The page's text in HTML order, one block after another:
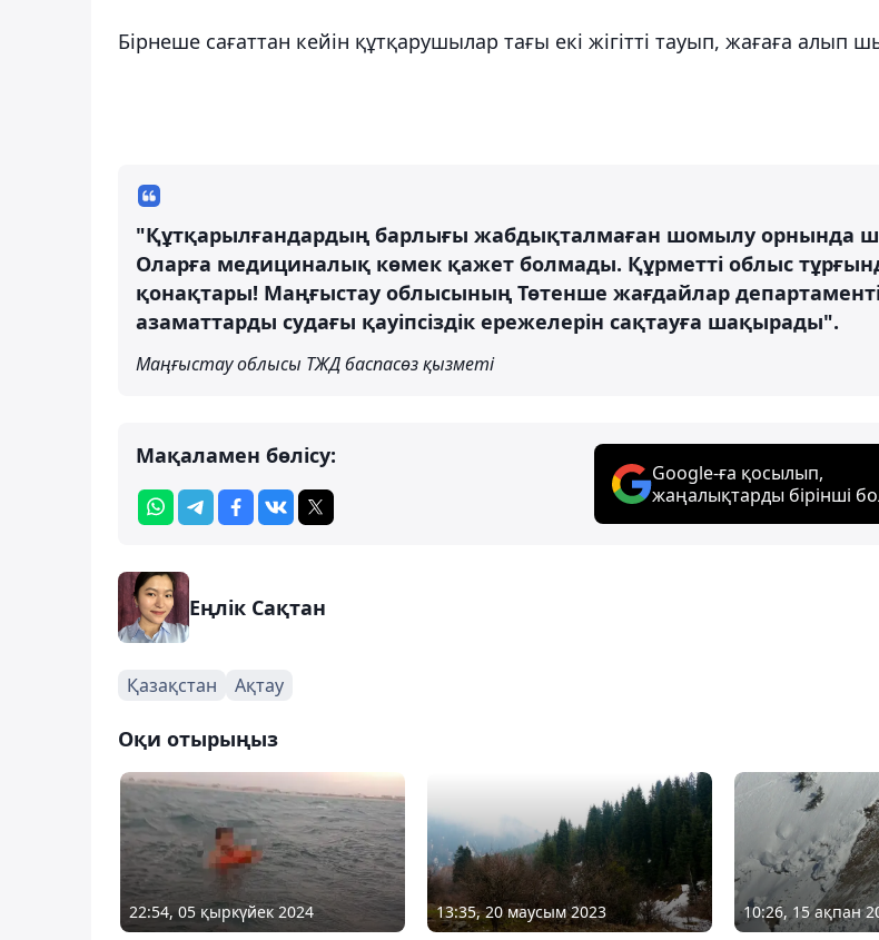
Бірнеше сағаттан кейін құтқарушылар тағы екі жігітті тауып, жағаға алып
"Құтқарылғандардың барлығы жабдықталмаған шомылу орнында
Оларға медициналық көмек қажет болмады. Құрметті облыс
қонақтары! Маңғыстау облысының Төтенше жағдайлар
азаматтарды судағы қауіпсіздік ережелерін сақтауға шақырады".
Маңғыстау облысы ТЖД баспасөз қызметі
Мақаламен бөлісу:
Google-ға қосылып,
жаңалықтарды бірінші
Еңлік Сақтан
Қазақстан Ақтау
Оқи отырыңыз
22:54, 05 қыркүйек 2024 13:35, 20 маусым 2023 10:26, 15 ақпан